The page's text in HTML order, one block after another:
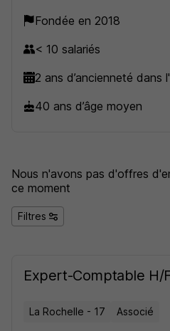
Fondée en 2018
< 10 salariés
2 ans d’ancienneté dans
40 ans d’âge moyen
Nous n'avons pas d'offres
ce moment
Filtres
Expert-Comptable H/
La Rochelle - 17 Associé